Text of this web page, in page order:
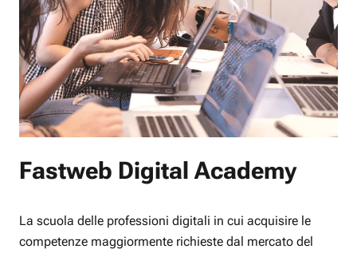
Fastweb Digital Academy
La scuola delle professioni digitali in cui acquisire le
competenze maggiormente richieste dal mercato del